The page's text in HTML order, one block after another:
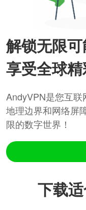
解锁无限可
享受全球精
AndyVPN是您互
地理边界和网络屏
限的数字世界！
下载